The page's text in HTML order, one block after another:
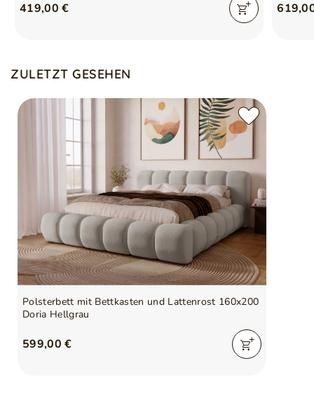
419,00 €
ZULETZT GESEHEN
Polsterbett mit Bettkasten und Lattenrost 160x200
Doria Hellgrau
599,00 €